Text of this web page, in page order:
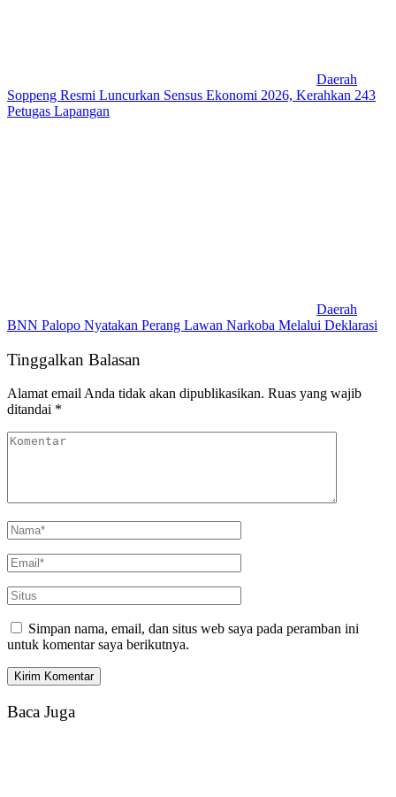
Daerah
Soppeng Resmi Luncurkan Sensus Ekonomi 2026, Kerahkan 243
Petugas Lapangan
Daerah
BNN Palopo Nyatakan Perang Lawan Narkoba Melalui Deklarasi
Tinggalkan Balasan
Alamat email Anda tidak akan dipublikasikan. Ruas yang wajib
ditandai *
Simpan nama, email, dan situs web saya pada peramban ini
untuk komentar saya berikutnya.
Baca Juga